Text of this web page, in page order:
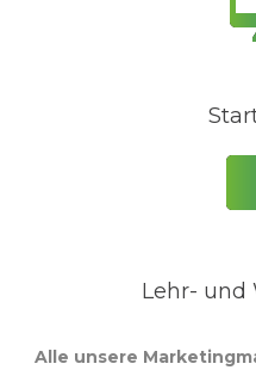
Lehr- und
Alle unsere